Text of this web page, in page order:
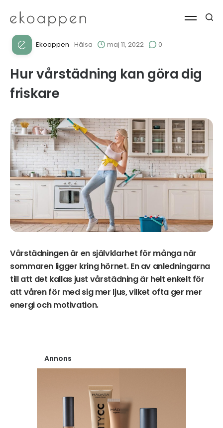
Ekoappen Hälsa maj 11, 2022 0
Hur vårstädning kan göra dig
friskare
Vårstädningen är en självklarhet för många när
sommaren ligger kring hörnet. En av anledningarna
till att det kallas just vårstädning är helt enkelt för
att våren för med sig mer ljus, vilket ofta ger mer
energi och motivation.
Annons